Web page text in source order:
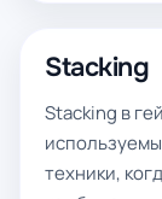
Stacking
Stacking в
техники,